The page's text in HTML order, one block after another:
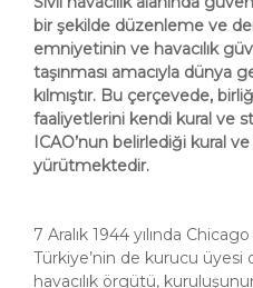
bir şekilde düzenleme ve
emniyetinin ve havacılık
taşınması amacıyla dünya
kılmıştır. Bu çerçevede,
faaliyetlerini kendi kural ve
ICAO’nun belirlediği kural
yürütmektedir.
7 Aralık 1944 yılında
Türkiye’nin de kurucu üyesi
havacılık örgütü,